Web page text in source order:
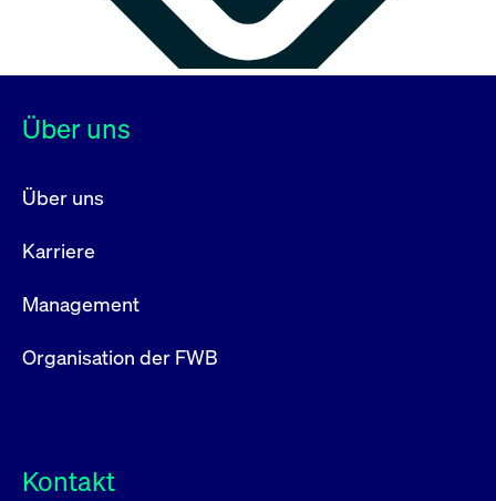
Über uns
Über uns
Karriere
Management
Organisation der FWB
Kontakt